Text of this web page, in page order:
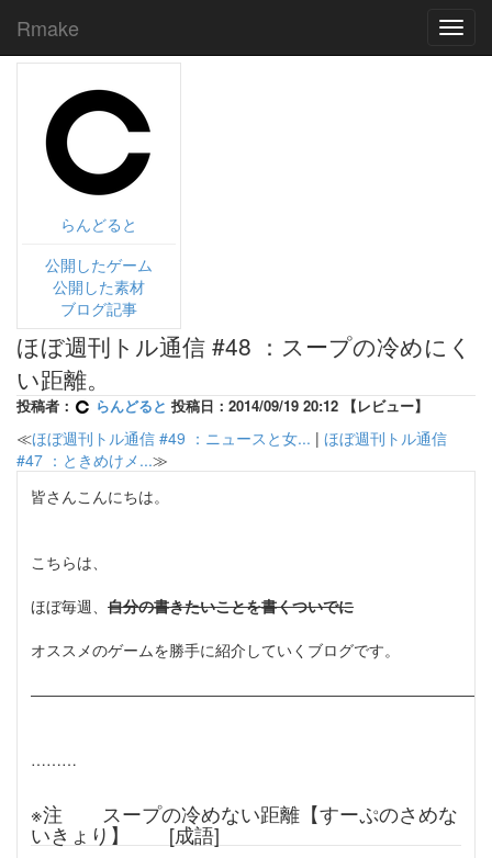
Rmake
らんどると
公開したゲーム
公開した素材
ブログ記事
ほぼ週刊トル通信 #48 ：スープの冷めにく
い距離。
投稿者： らんどると 投稿日：2014/09/19 20:12 【レビュー】
≪ほぼ週刊トル通信 #49 ：ニュースと女... | ほぼ週刊トル通信
#47 ：ときめけメ...≫
皆さんこんにちは。
こちらは、
ほぼ毎週、 自分の書きたいことを書くついでに
オススメのゲームを勝手に紹介していくブログです。
――――――――――――――――――――――――――――――
………
※注 スープの冷めない距離【すーぷのさめな
いきょり】 [成語]